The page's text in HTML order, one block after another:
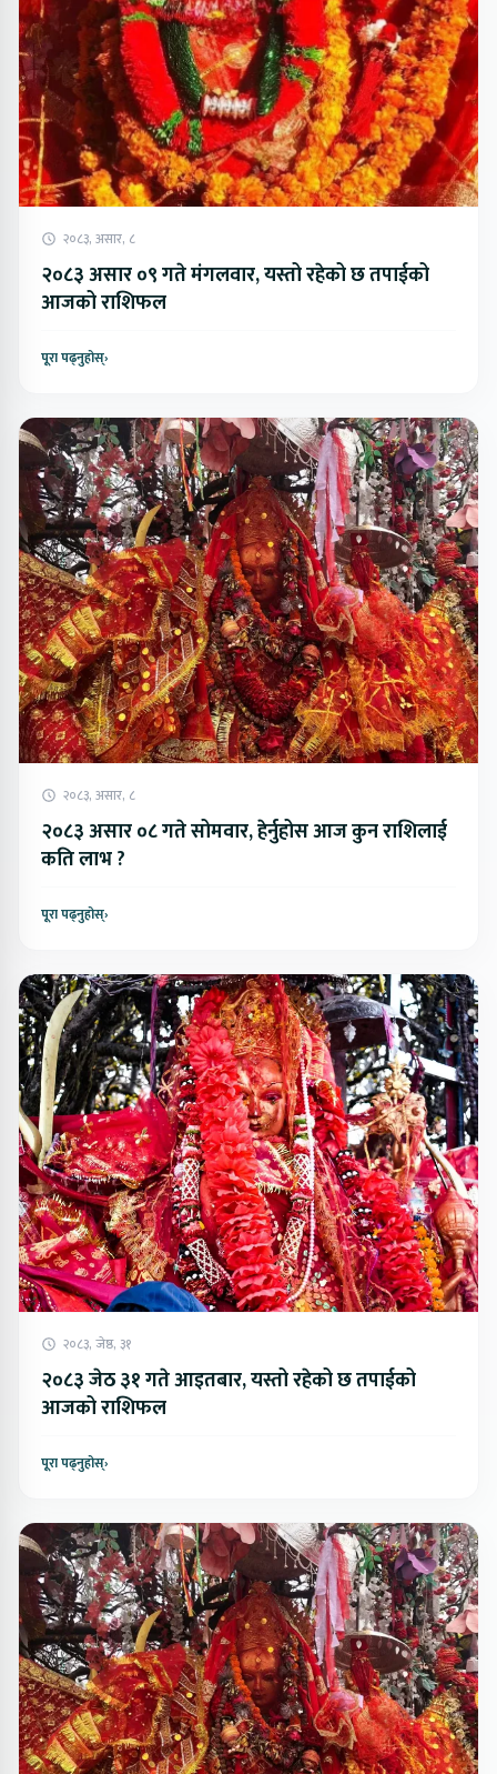
२०८३, असार, ८
२०८३ असार ०९ गते मंगलवार, यस्तो रहेको छ तपाईको
आजको राशिफल
पूरा पढ्नुहोस्›
२०८३, असार, ८
२०८३ असार ०८ गते सोमवार, हेर्नुहोस आज कुन राशिलाई
कति लाभ ?
पूरा पढ्नुहोस्›
२०८३, जेष्ठ, ३१
२०८३ जेठ ३१ गते आइतबार, यस्तो रहेको छ तपाईको
आजको राशिफल
पूरा पढ्नुहोस्›